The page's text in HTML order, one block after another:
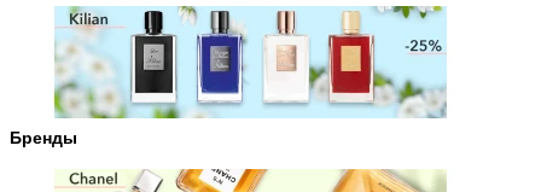
Бренды